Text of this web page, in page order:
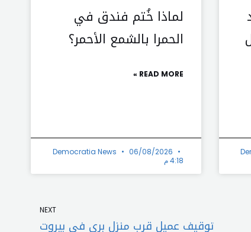
لماذا خُتم فندق في
الحمرا بالشمع الأحمر؟
READ MORE »
Democratia News
06/08/2026
4:18 م
NEXT
توقيف عميل قرب منزل بري في بيروت